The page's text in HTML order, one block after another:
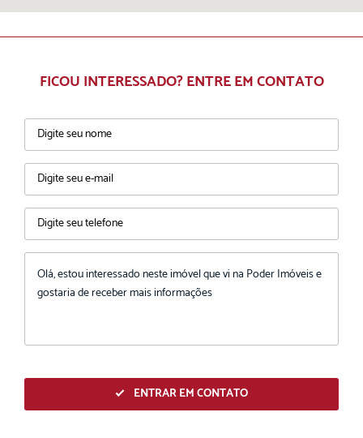
FICOU INTERESSADO? ENTRE EM CONTATO
ENTRAR EM CONTATO